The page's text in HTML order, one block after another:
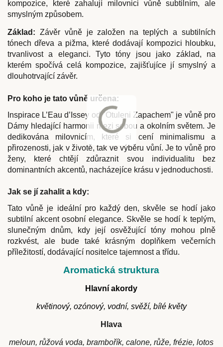
kompozice, které zahalují milovnici vůně subtilním, ale
smyslným způsobem.
Základ: Závěr vůně je založen na teplých a subtilních
tónech dřeva a pižma, které dodávají kompozici hloubku,
trvanlivost a eleganci. Tyto tóny jsou jako základ, na
kterém spočívá celá kompozice, zajišťujíce jí smyslný a
dlouhotrvající závěr.
Pro koho je tato vůně určena:
Inspirace L’Eau d’Issey od "Otuleni Zapachem" je vůně pro
Dámy hledající harmonii mezi sebou a okolním světem. Je
dedikována milovnicím, které si cení minimalismu a
přirozenosti, jak v životě, tak ve výběru vůní. Je to vůně pro
ženy, které chtějí zdůraznit svou individualitu bez
dominantních akcentů, nacházejíce krásu v jednoduchosti.
Jak se jí zahalit a kdy:
Tato vůně je ideální pro každý den, skvěle se hodí jako
subtilní akcent osobní elegance. Skvěle se hodí k teplým,
slunečným dnům, kdy její osvěžující tóny mohou plně
rozkvést, ale bude také krásným doplňkem večerních
příležitostí, dodávající nositelce tajemnost a třídu.
Aromatická struktura
Hlavní akordy
květinový, ozónový, vodní, svěží, bílé květy
Hlava
meloun, růžová voda, brambořík, calone, růže, frézie, lotos